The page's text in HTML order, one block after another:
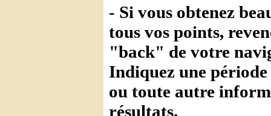
- Si vous obtenez
tous vos points,
"back" de votre
Indiquez une
ou toute autre
résultats.